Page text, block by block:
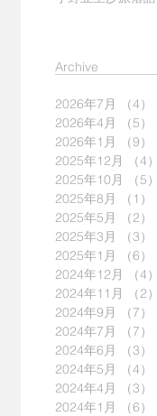
​Archive
2026年7月 （4）
2026年4月
（5）
2026年1月
（9）
2025年12月
（4）
2025年10月
（5）
2025年8月
（1）
2025年5月
（2）
2025年3月
（3）
2025年1月
（6）
2024年12月
（4）
2024年11月
（2）
2024年9月
（7）
2024年7月
（7）
2024年6月
（3）
2024年5月
（4）
2024年4月
（3）
2024年1月
（6）